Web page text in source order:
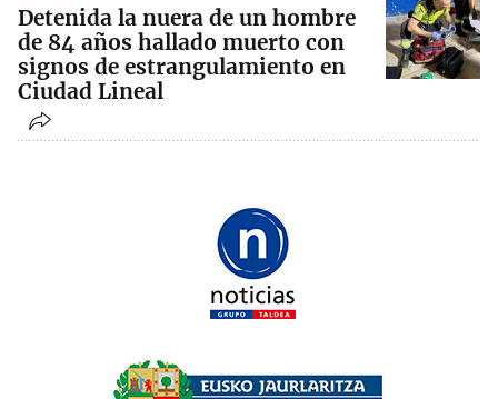
Detenida la nuera de un hombre
de 84 años hallado muerto con
signos de estrangulamiento en
Ciudad Lineal